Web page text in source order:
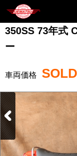
350SS 73年式
ー